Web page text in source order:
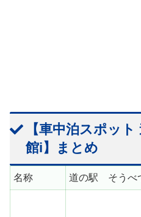
【車中泊スポッ
館i】まとめ
名称 道の駅 そうべ